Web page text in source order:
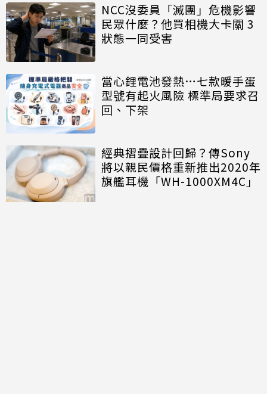
NCC沒委員「滅團」危機影響
民眾什麼？他買相機大卡關 3
狀態一同受害
當心鋰電池發熱…七款暖手蛋
型號有起火風險 標準局要求召
回、下架
經典摺疊設計回歸？傳Sony
將以親民價格重新推出2020年
旗艦耳機「WH-1000XM4C」